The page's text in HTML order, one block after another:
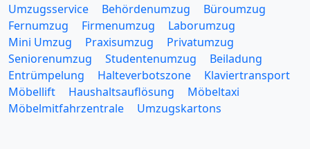
Umzugsservice Behördenumzug
Büroumzug
Fernumzug
Firmenumzug
Laborumzug
Mini Umzug
Praxisumzug
Privatumzug
Seniorenumzug
Studentenumzug
Beiladung
Entrümpelung
Halteverbotszone
Klaviertransport
Möbellift
Haushaltsauflösung
Möbeltaxi
Möbelmitfahrzentrale
Umzugskartons